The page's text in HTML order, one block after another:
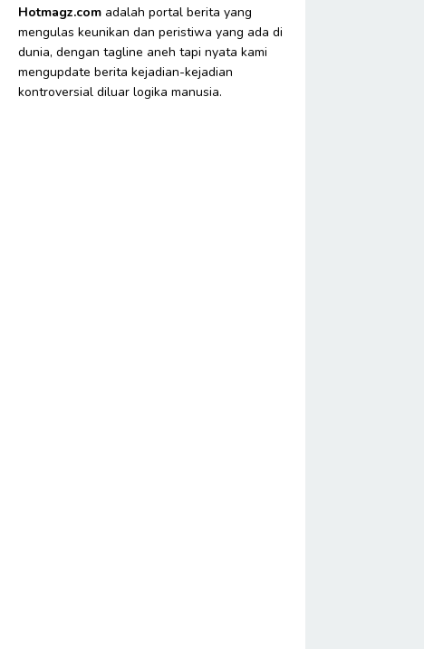
Hotmagz.comadalah portal berita yang
mengulas keunikan dan peristiwa yang ada di
dunia, dengan tagline aneh tapi nyata kami
mengupdate berita kejadian-kejadian
kontroversial diluar logika manusia.